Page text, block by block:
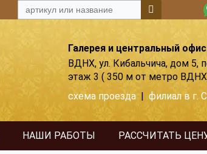
Галерея и центральный
ВДНХ, ул. Кибальчича, дом 5,
этаж 3 ( 350 м от метро
схема проезда |филиал в г.
НАШИ РАБОТЫ РАССЧИТАТЬ